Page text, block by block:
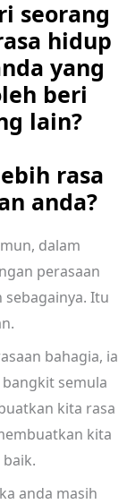
seorang
hidup
yang
beri
lain?
rasa
anda?
dalam
perasaan
Itu
bahagia, ia
semula
kita rasa
kita
anda masih